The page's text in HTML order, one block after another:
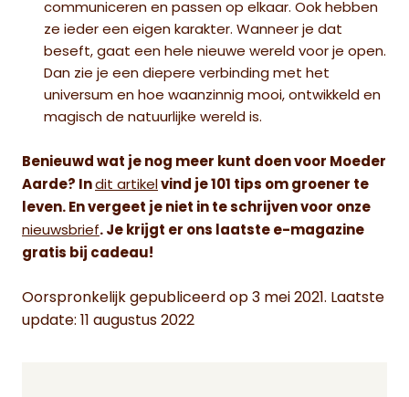
communiceren en passen op elkaar. Ook hebben
ze ieder een eigen karakter. Wanneer je dat
beseft, gaat een hele nieuwe wereld voor je open.
Dan zie je een diepere verbinding met het
universum en hoe waanzinnig mooi, ontwikkeld en
magisch de natuurlijke wereld is.
Benieuwd wat je nog meer kunt doen voor Moeder
Aarde? In dit artikel vind je 101 tips om groener te
leven. En vergeet je niet in te schrijven voor onze
nieuwsbrief. Je krijgt er ons laatste e-magazine
gratis bij cadeau!
Oorspronkelijk gepubliceerd op 3 mei 2021. Laatste
update: 11 augustus 2022